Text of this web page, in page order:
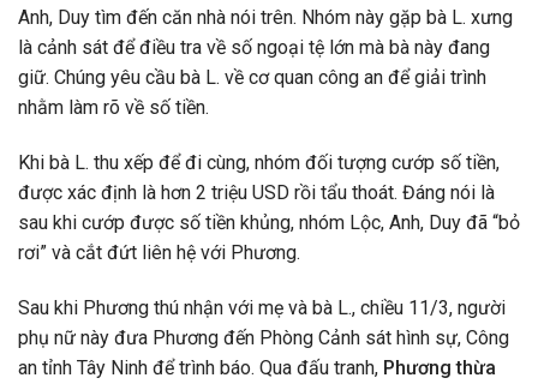
Anh, Duy tìm đến căn nhà nói trên. Nhóm này gặp bà L. xưng
là cảnh sát để điều tra về số ngoại tệ lớn mà bà này đang
giữ. Chúng yêu cầu bà L. về cơ quan công an để giải trình
nhằm làm rõ về số tiền.
Khi bà L. thu xếp để đi cùng, nhóm đối tượng cướp số tiền,
được xác định là hơn 2 triệu USD rồi tẩu thoát. Đáng nói là
sau khi cướp được số tiền khủng, nhóm Lộc, Anh, Duy đã “bỏ
rơi” và cắt đứt liên hệ với Phương.
Sau khi Phương thú nhận với mẹ và bà L., chiều 11/3, người
phụ nữ này đưa Phương đến Phòng Cảnh sát hình sự, Công
an tỉnh Tây Ninh để trình báo. Qua đấu tranh, Phương thừa